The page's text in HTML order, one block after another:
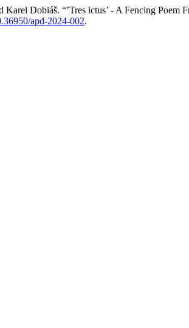
Karel Dobiáš. “’Tres ictus’ - A Fencing Poem
apd-2024-002.